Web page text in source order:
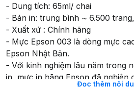
- Dung tích: 65ml/ chai
- Bản in: trung bình ~ 6.500
- Xuất xứ : Chính hãng
- Mực Epson 003 là dòng mực
Epson Nhật Bản.
- Với kinh nghiệm lâu năm trong
in, mực in hãng Epson đã nghiên
Đọc thêm nội